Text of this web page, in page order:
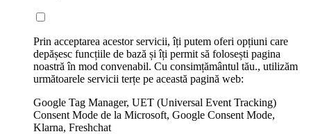
Prin acceptarea acestor servicii, îți putem oferi opțiuni care
depășesc funcțiile de bază și îți permit să folosești pagina
noastră în mod convenabil. Cu consimțământul tău., utilizăm
următoarele servicii terțe pe această pagină web:
Google Tag Manager, UET (Universal Event Tracking)
Consent Mode de la Microsoft, Google Consent Mode,
Klarna, Freshchat